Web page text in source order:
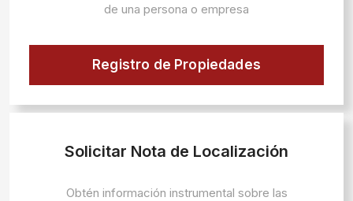
de una persona o empresa
Registro de Propiedades
Solicitar Nota de Localización
Obtén información instrumental sobre las